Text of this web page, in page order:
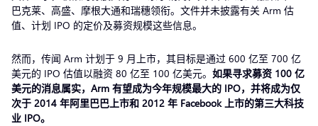
巴克莱、高盛、摩根大通和瑞穗领衔。文件并未披露有关 Arm 估
值、计划 IPO 的定价及募资规模这些信息。
然而，传闻 Arm 计划于 9 月上市，其目标是通过 600 亿至 700 亿
美元的 IPO 估值以融资 80 亿至 100 亿美元。 如果寻求募资 100 亿
美元的消息属实，Arm 有望成为今年规模最大的 IPO，并将成为仅
次于 2014 年阿里巴巴上市和 2012 年 Facebook 上市的第三大科技
业 IPO。